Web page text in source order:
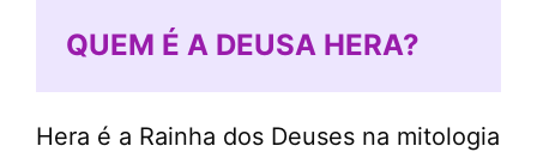
QUEM É A DEUSA HERA?
Hera é a Rainha dos Deuses na mitologia